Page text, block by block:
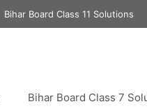
Bihar Board Class 11 Solutions
Bihar Board Class 7